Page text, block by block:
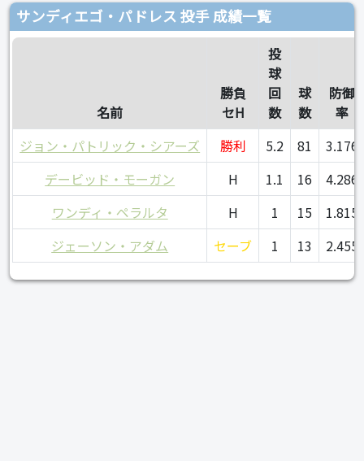
サンディエゴ・パドレス 投手 成績一覧
名前
勝負
セH
投
球
回
数
球
数
防御
率
ジョン・パトリック・シアーズ
勝利 5.2 81
3.176
デービッド・モーガン
H 1.1 16
4.286
ワンディ・ペラルタ
H 1 15
1.815
ジェーソン・アダム
セーブ 1 13 2.455